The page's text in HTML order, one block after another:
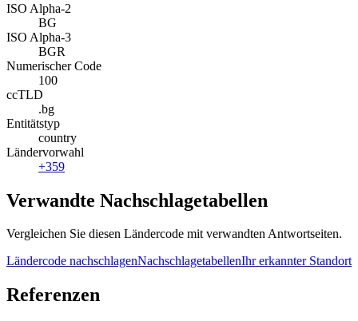
ISO Alpha-2
BG
ISO Alpha-3
BGR
Numerischer Code
100
ccTLD
.bg
Entitätstyp
country
Ländervorwahl
+359
Verwandte Nachschlagetabellen
Vergleichen Sie diesen Ländercode mit verwandten Antwortseiten.
Ländercode nachschlagenNachschlagetabellenIhr erkannter Standort
Referenzen